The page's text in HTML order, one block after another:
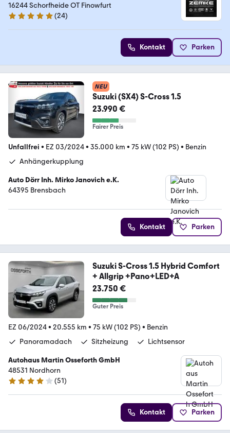
16244 Schorfheide OT Finowfurt
4.8 Sterne
(24)
Kontakt Parken
NEU
Suzuki (SX4) S-Cross 1.5
23.990 €
Fairer Preis
Unfallfrei • EZ 03/2024• 35.000 km • 75 kW (102 PS) • Benzin
Anhängerkupplung
Auto Dörr Inh. Mirko Janovich e.K.
64395 Brensbach
Kontakt Parken
Suzuki S-Cross 1.5 Hybrid Comfort
+ Allgrip +Pano+LED+A
23.750 €
Guter Preis
EZ 06/2024• 20.555 km • 75 kW (102 PS) • Benzin
Panoramadach
Sitzheizung Lichtsensor
Autohaus Martin Osseforth GmbH
48531 Nordhorn
4.1 Sterne
(51)
Kontakt Parken